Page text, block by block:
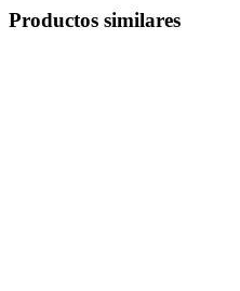
Productos similares